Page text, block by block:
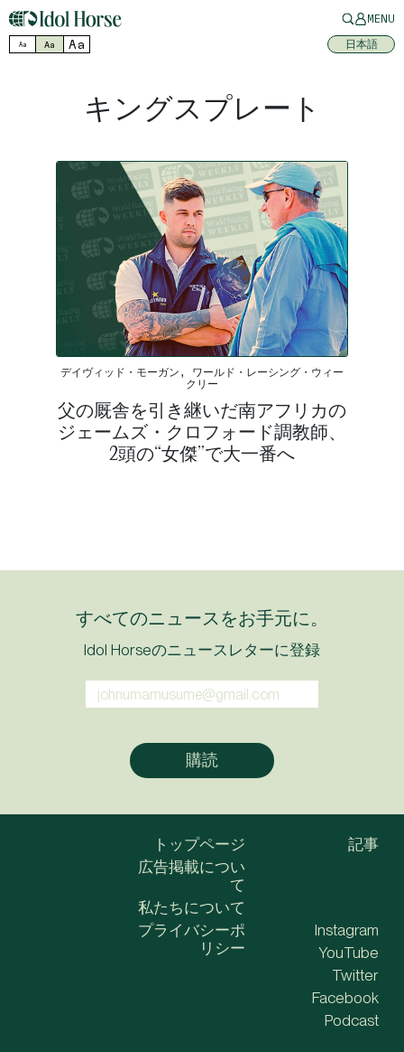
MENU
Aa Aa Aa 日本語
キングスプレート
デイヴィッド・モーガン, ワールド・レーシング・ウィー
クリー
父の厩舎を引き継いだ南アフリカの
ジェームズ・クロフォード調教師、
2頭の“女傑”で大一番へ
すべてのニュースをお手元に。
Idol Horseのニュースレターに登録
トップページ
広告掲載につい
て
私たちについて
記事
プライバシーポ
リシー
Instagram
YouTube
Twitter
Facebook
Podcast